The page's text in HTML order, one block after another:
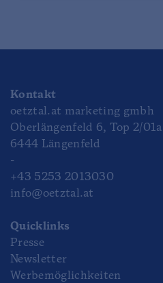
Kontakt
oetztal.at marketing gmbh
Oberlängenfeld 6, Top 2/01a
6444 Längenfeld
-
+43 5253 2013030
info@oetztal.at
Quicklinks
Presse
Newsletter
Werbemöglichkeiten